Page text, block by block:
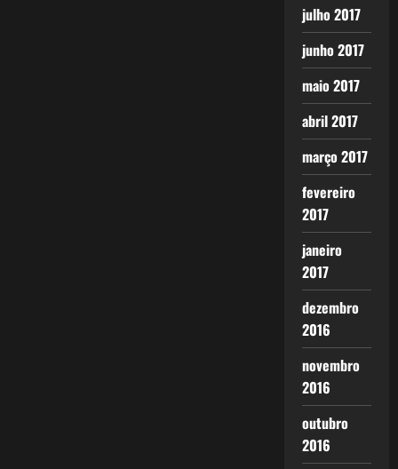
julho 2017
junho 2017
maio 2017
abril 2017
março 2017
fevereiro
2017
janeiro
2017
dezembro
2016
novembro
2016
outubro
2016